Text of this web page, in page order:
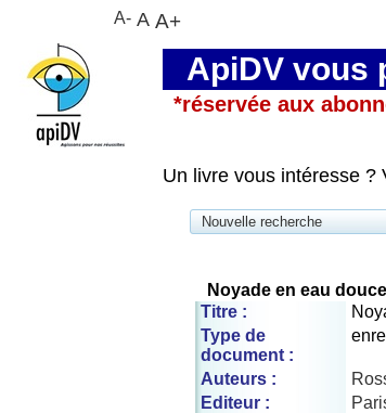
ApiDV vous
*réservée aux
Un livre vous intéresse ?
Nouvelle recherche
Noyade en eau douce
Titre :
Type de
document :
Auteurs :
Editeur :
A- A A+